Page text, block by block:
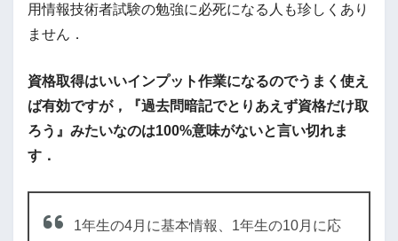
用情報技術者試験の勉強に必死になる人も珍しくあり
ません．
資格取得はいいインプット作業になるのでうまく使え
ば有効ですが，『過去問暗記でとりあえず資格だけ取
ろう』みたいなのは100%意味がないと言い切れま
す．
1年生の4月に基本情報、1年生の10月に応